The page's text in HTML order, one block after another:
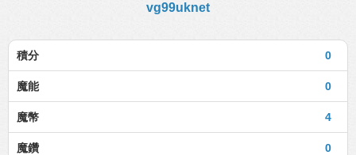
vg99uknet
0
積分
0
魔能
4
魔幣
0
魔鑽